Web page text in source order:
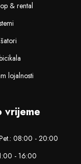
& rental
lojalnosti
vrijeme
08:00 - 20:00
- 16:00